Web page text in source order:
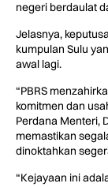
negeri berdaulat
Jelasnya,
kumpulan Sulu
awal lagi.
“PBRS
komitmen dan
Perdana Menteri,
memastikan
dinoktahkan
“Kejayaan ini